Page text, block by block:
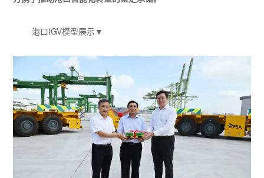
港口IGV模型展示▼